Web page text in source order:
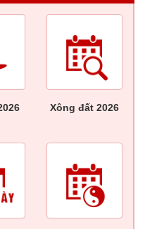
Xông đất 2026